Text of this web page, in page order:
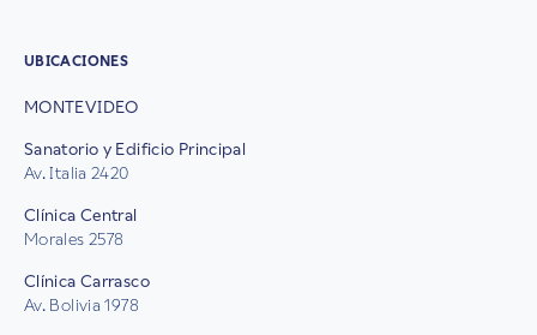
UBICACIONES
MONTEVIDEO
Sanatorio y Edificio Principal
Av. Italia 2420
Clínica Central
Morales 2578
Clínica Carrasco
Av. Bolivia 1978